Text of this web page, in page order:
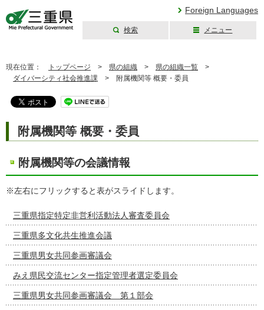
Foreign Languages
検索 メニュー
現在位置： トップページ > 県の組織 > 県の組織一覧 >
ダイバーシティ社会推進課 > 附属機関等 概要・委員
附属機関等 概要・委員
附属機関等の会議情報
※左右にフリックすると表がスライドします。
三重県指定特定非営利活動法人審査委員会
三重県多文化共生推進会議
三重県男女共同参画審議会
みえ県民交流センター指定管理者選定委員会
三重県男女共同参画審議会 第１部会